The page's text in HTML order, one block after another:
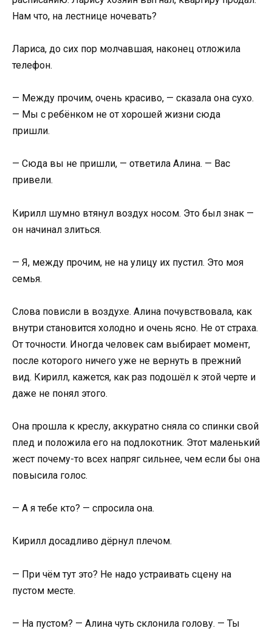
Нам что, на лестнице ночевать?
Лариса, до сих пор молчавшая, наконец отложила
телефон.
— Между прочим, очень красиво, — сказала она сухо.
— Мы с ребёнком не от хорошей жизни сюда
пришли.
— Сюда вы не пришли, — ответила Алина. — Вас
привели.
Кирилл шумно втянул воздух носом. Это был знак —
он начинал злиться.
— Я, между прочим, не на улицу их пустил. Это моя
семья.
Слова повисли в воздухе. Алина почувствовала, как
внутри становится холодно и очень ясно. Не от страха.
От точности. Иногда человек сам выбирает момент,
после которого ничего уже не вернуть в прежний
вид. Кирилл, кажется, как раз подошёл к этой черте и
даже не понял этого.
Она прошла к креслу, аккуратно сняла со спинки свой
плед и положила его на подлокотник. Этот маленький
жест почему-то всех напряг сильнее, чем если бы она
повысила голос.
— А я тебе кто? — спросила она.
Кирилл досадливо дёрнул плечом.
— При чём тут это? Не надо устраивать сцену на
пустом месте.
— На пустом? — Алина чуть склонила голову. — Ты